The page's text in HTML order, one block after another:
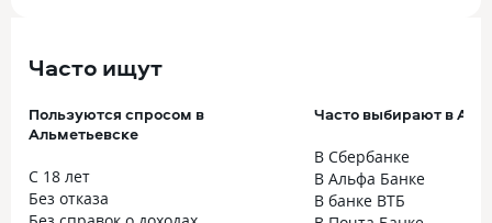
Часто ищут
Пользуются спросом в
Альметьевске
С 18 лет
Без отказа
Часто выбирают в
В Сбербанке
В Альфа Банке
В банке ВТБ